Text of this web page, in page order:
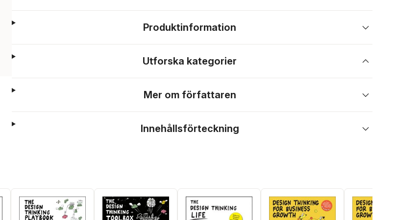
Produktinformation
Utforska kategorier
Mer om författaren
Innehållsförteckning